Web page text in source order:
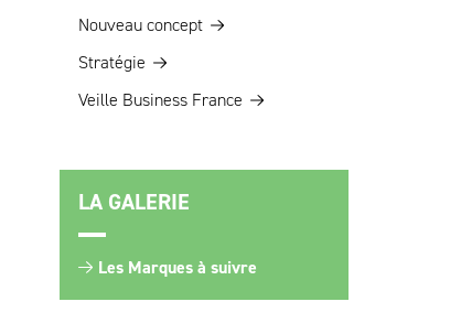
Nouveau concept
Stratégie
Veille Business France
LA GALERIE
Les Marques à suivre